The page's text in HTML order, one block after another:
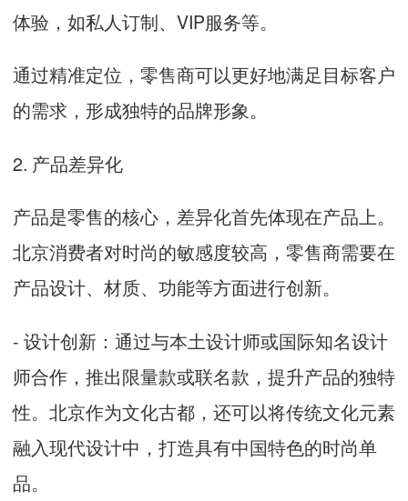
体验，如私人订制、VIP服务等。
通过精准定位，零售商可以更好地满足目标客户
的需求，形成独特的品牌形象。
2. 产品差异化
产品是零售的核心，差异化首先体现在产品上。
北京消费者对时尚的敏感度较高，零售商需要在
产品设计、材质、功能等方面进行创新。
- 设计创新：通过与本土设计师或国际知名设计
师合作，推出限量款或联名款，提升产品的独特
性。北京作为文化古都，还可以将传统文化元素
融入现代设计中，打造具有中国特色的时尚单
品。